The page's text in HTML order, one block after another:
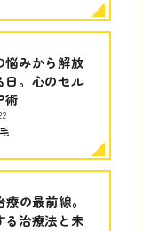
悩みから解放
日。心のセル
術
療の最前線。
る治療法と未